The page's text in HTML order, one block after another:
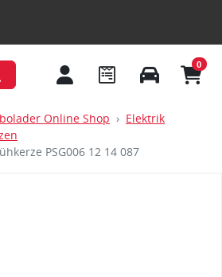
0
Online Shop
Elektrik
PSG006 12 14 087